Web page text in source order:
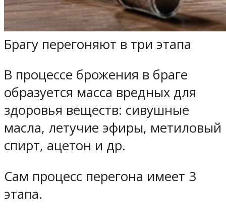
Брагу перегоняют в три этапа
В процессе брожения в браге
образуется масса вредных для
здоровья веществ: сивушные
масла, летучие эфиры, метиловый
спирт, ацетон и др.
Сам процесс перегона имеет 3
этапа.